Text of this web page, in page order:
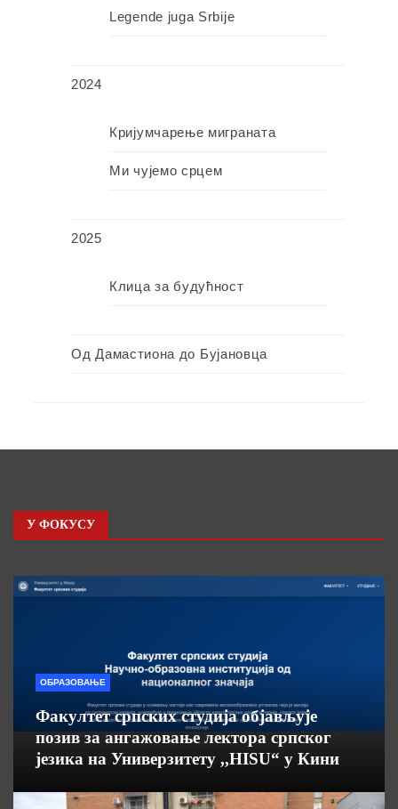
Legende juga Srbije
2024
Кријумчарење миграната
Ми чујемо срцем
2025
Клица за будућност
Од Дамастиона до Бујановца
У ФОКУСУ
ОБРАЗОВАЊЕ
Факултет српских студија објављује
позив за ангажовање лектора српског
језика на Универзитету ,,HISU“ у Кини